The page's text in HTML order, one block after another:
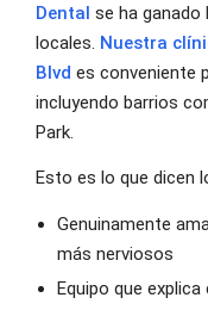
Dental se ha
locales. Nuestra
Blvd es conveniente
incluyendo barrios
Park.
Esto es lo que dicen
Genuinamente
más nerviosos
Equipo que